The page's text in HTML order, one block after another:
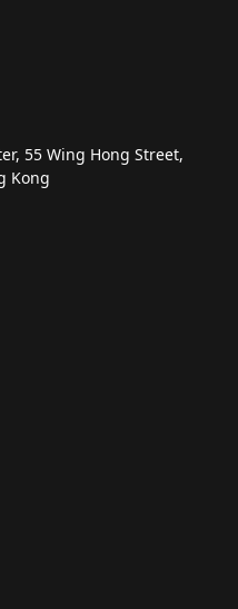
55 Wing Hong Street,
Kong